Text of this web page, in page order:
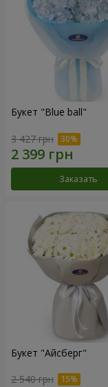
Букет "Blue ball"
3 427 грн
Заказать
Букет "Айсберг"
2 540 грн